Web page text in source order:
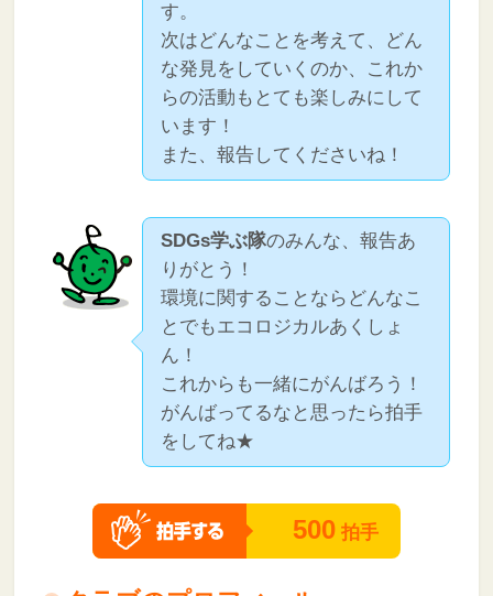
す。
次はどんなことを考えて、どん
な発見をしていくのか、これか
らの活動もとても楽しみにして
います！
また、報告してくださいね！
SDGs学ぶ隊のみんな、報告あ
りがとう！
環境に関することならどんなこ
とでもエコロジカルあくしょ
ん！
これからも一緒にがんばろう！
がんばってるなと思ったら拍手
をしてね★
500 拍手